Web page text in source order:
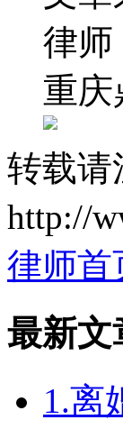
律师
重庆
转载请
http://
律师首
最新文
1.离